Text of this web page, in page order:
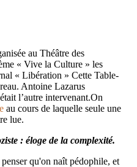
au Théâtre des
« Vive la Culture » les
« Libération » Cette Table-
Antoine Lazarus
l’autre intervenant.On
au cours de laquelle seule une
lue.
: éloge de la complexité.
qu'on naît pédophile, et